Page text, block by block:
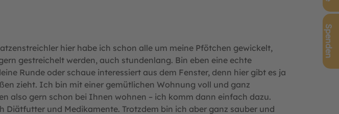
Spenden
hier habe ich schon alle um meine Pfötchen gewickelt,
gestreichelt werden, auch stundenlang. Bin eben eine echte
Runde oder schaue interessiert aus dem Fenster, denn hier gibt es ja
zieht. Ich bin mit einer gemütlichen Wohnung voll und ganz
also gern schon bei Ihnen wohnen – ich komm dann einfach dazu.
und Medikamente. Trotzdem bin ich aber ganz sauber und